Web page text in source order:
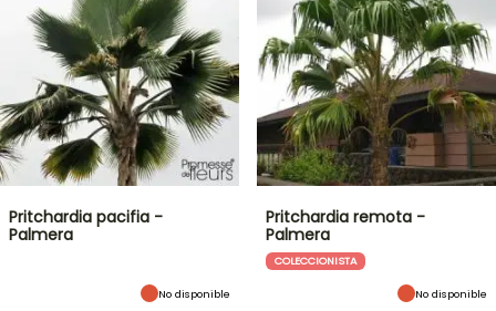
Pritchardia pacifia -
Palmera
No disponible
Pritchardia remota -
Palmera
COLECCIONISTA
No disponible